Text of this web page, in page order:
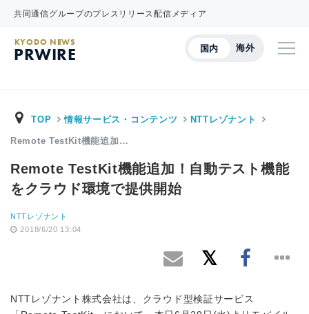
共同通信グループのプレスリリース配信メディア
国内 海外
KYODO NEWS
PRWIRE
TOP 情報サービス・コンテンツ NTTレゾナント
Remote TestKit機能追加…
Remote TestKit機能追加！自動テスト機能
をクラウド環境で提供開始
NTTレゾナント
2018/6/20 13:04
NTTレゾナント株式会社は、クラウド型検証サービス